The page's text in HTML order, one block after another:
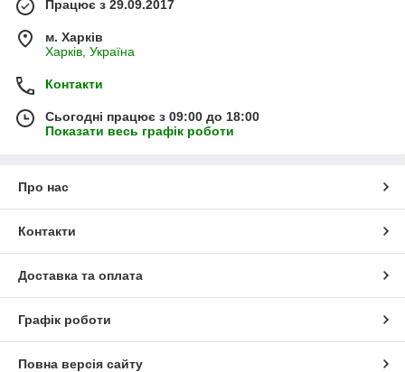
Працює з 29.09.2017
м. Харків
Харків, Україна
Контакти
Сьогодні працює з 09:00 до 18:00
Показати весь графік роботи
Про нас
Контакти
Доставка та оплата
Графік роботи
Повна версія сайту